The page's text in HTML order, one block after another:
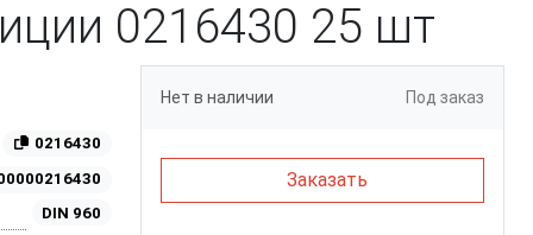
0216430 25 шт
0216430
DIN 960
Нет в наличии Под заказ
Заказать